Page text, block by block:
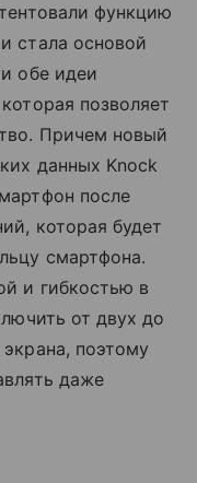
функцию
стала основой
обе идеи
позволяет
Причем новый
данных Knock
после
которая будет
смартфона.
и гибкостью в
от двух до
поэтому
даже